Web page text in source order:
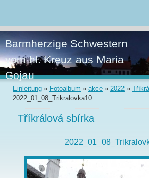
Barmherzige Schwestern
vom hl. Kreuz aus Maria
Gojau
Einleitung » Fotoalbum » akce » 2022 »
2022_01_08_Trikralovka10
Tříkrálová sbírka